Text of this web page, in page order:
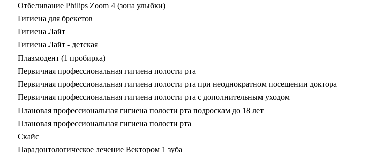
Отбеливание Philips Zoom 4 (зона улыбки)
Гигиена для брекетов
Гигиена Лайт
Гигиена Лайт - детская
Плазмодент (1 пробирка)
Первичная профессиональная гигиена полости рта
Первичная профессиональная гигиена полости рта при неоднократном посещении доктора
Первичная профессиональная гигиена полости рта с дополнительным уходом
Плановая профессиональная гигиена полости рта подроскам до 18 лет
Плановая профессиональная гигиена полости рта
Скайс
Парадонтологическое лечение Вектором 1 зуба